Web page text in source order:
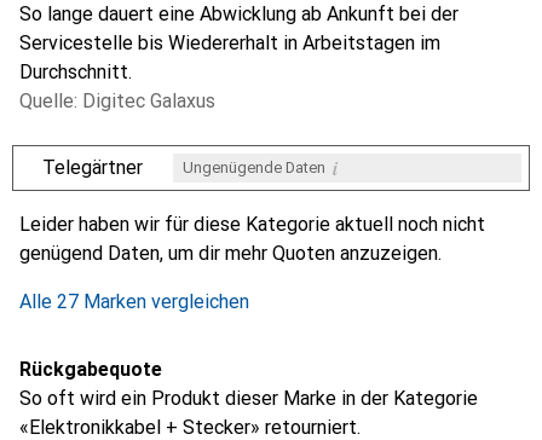
So lange dauert eine Abwicklung ab Ankunft bei der
Servicestelle bis Wiedererhalt in Arbeitstagen im
Durchschnitt.
Quelle: Digitec Galaxus
Telegärtner Ungenügende Daten i
Leider haben wir für diese Kategorie aktuell noch nicht
genügend Daten, um dir mehr Quoten anzuzeigen.
Alle 27 Marken vergleichen
Rückgabequote
So oft wird ein Produkt dieser Marke in der Kategorie
«Elektronikkabel + Stecker» retourniert.